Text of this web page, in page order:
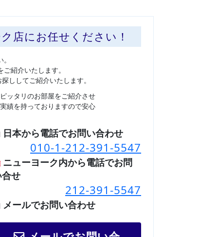
店にお任せください！
ご紹介いたします。
ししてご紹介いたします。
ッタリのお部屋をご紹介させ
績を持っておりますので安心
日本から電話でお問い合わせ
010-1-212-391-5547
ニューヨーク内から電話でお問
合せ
212-391-5547
メールでお問い合わせ